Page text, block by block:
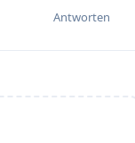
Antworten